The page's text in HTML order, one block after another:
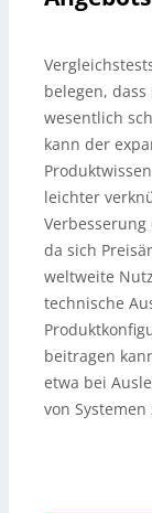
belegen,
wesentlich
kann der
leichter
da sich
weltweite
technische
beitragen
etwa bei
von